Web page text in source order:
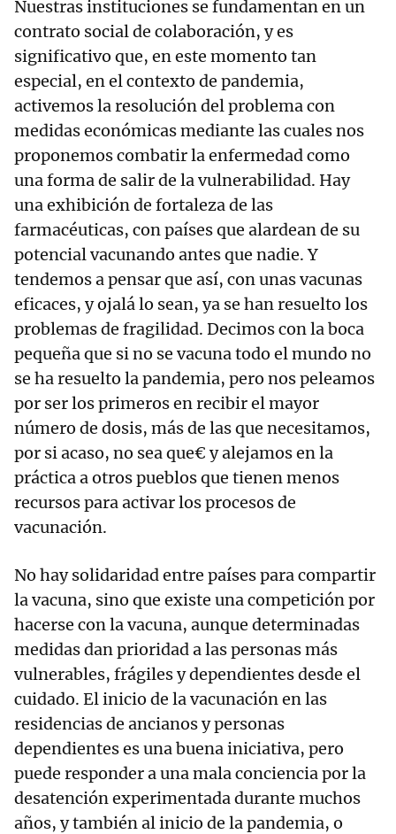
Nuestras instituciones se fundamentan en un
contrato social de colaboración, y es
significativo que, en este momento tan
especial, en el contexto de pandemia,
activemos la resolución del problema con
medidas económicas mediante las cuales nos
proponemos combatir la enfermedad como
una forma de salir de la vulnerabilidad. Hay
una exhibición de fortaleza de las
farmacéuticas, con países que alardean de su
potencial vacunando antes que nadie. Y
tendemos a pensar que así, con unas vacunas
eficaces, y ojalá lo sean, ya se han resuelto los
problemas de fragilidad. Decimos con la boca
pequeña que si no se vacuna todo el mundo no
se ha resuelto la pandemia, pero nos peleamos
por ser los primeros en recibir el mayor
número de dosis, más de las que necesitamos,
por si acaso, no sea que€ y alejamos en la
práctica a otros pueblos que tienen menos
recursos para activar los procesos de
vacunación.
No hay solidaridad entre países para compartir
la vacuna, sino que existe una competición por
hacerse con la vacuna, aunque determinadas
medidas dan prioridad a las personas más
vulnerables, frágiles y dependientes desde el
cuidado. El inicio de la vacunación en las
residencias de ancianos y personas
dependientes es una buena iniciativa, pero
puede responder a una mala conciencia por la
desatención experimentada durante muchos
años, y también al inicio de la pandemia, o